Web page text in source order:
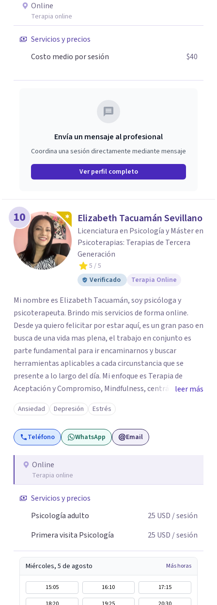
Online
Terapia online
Servicios y precios
Costo medio por sesión
$40
Envía un mensaje al profesional
Coordina una sesión directamente mediante mensaje
Ver perfil completo
10 Elizabeth Tacuamán Sevillano
Licenciatura en Psicología y Máster en
Psicoterapias: Terapias de Tercera
Generación
5 / 5
Verificado
Terapia Online
Mi nombre es Elizabeth Tacuamán, soy psicóloga y
psicoterapeuta. Brindo mis servicios de forma online.
Desde ya quiero felicitar por estar aquí, es un gran paso en
busca de una vida mas plena, el trabajo en conjunto es
parte fundamental para ir encaminarnos y buscar
herramientas aplicables a cada circunstancia que se
presente a lo largo del día. Mi enfoque es Terapia de
Aceptación y Compromiso, Mindfulness, centrándonos
directamente en los valores, creencias y tener conciencia
de ello, logrando mantener la empatía, escucha activa,
comunicación asertiva; con ello encontrar lo valioso que
en el camino se nos va desapareciendo, para así poder
su sufrimiento, obteniendo así una vida que merezca la
pena ser vivida.
leer más
Ansiedad Depresión Estrés
Teléfono WhatsApp Email
Online
Terapia online
Servicios y precios
Psicología adulto
25 USD / sesión
Primera visita Psicología
25 USD / sesión
Miércoles, 5 de agosto Más horas
15:05 16:10
17:15